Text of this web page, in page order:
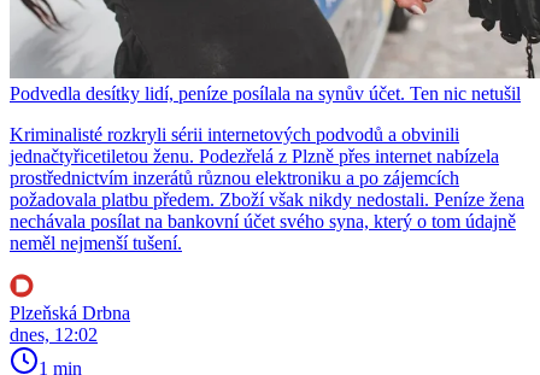
Podvedla desítky lidí, peníze posílala na synův účet. Ten nic netušil
Kriminalisté rozkryli sérii internetových podvodů a obvinili
jednačtyřicetiletou ženu. Podezřelá z Plzně přes internet nabízela
prostřednictvím inzerátů různou elektroniku a po zájemcích
požadovala platbu předem. Zboží však nikdy nedostali. Peníze žena
nechávala posílat na bankovní účet svého syna, který o tom údajně
neměl nejmenší tušení.
Plzeňská Drbna
dnes, 12:02
1 min